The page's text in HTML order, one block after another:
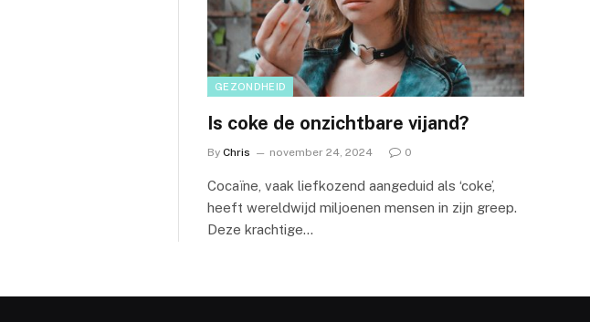
GEZONDHEID
Is coke de onzichtbare vijand?
By Chris november 24, 2024 0
Cocaïne, vaak liefkozend aangeduid als ‘coke’,
heeft wereldwijd miljoenen mensen in zijn greep.
Deze krachtige…